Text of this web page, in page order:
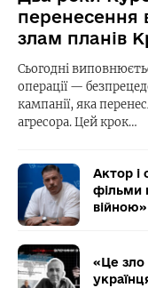
перенесення
злам планів
Сьогодні
операції —
кампанії, яка
агресора. Цей крок…
Актор і
фільми
війною»
«Це зло